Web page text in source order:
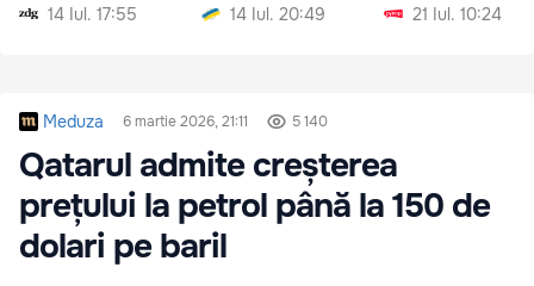
14 Iul. 17:55
14 Iul. 20:49
21 Iul. 10:24
Meduza 6 martie 2026, 21:11 5 140
Qatarul admite creșterea
prețului la petrol până la 150 de
dolari pe baril